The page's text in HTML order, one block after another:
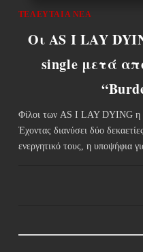
ΤΕΛΕΥΤΑΊΑ ΝΈΑ
Οι AS I LAY
single μετά
Φίλοι των AS I LAY DYING η
Έχοντας διανύσει δύο
ενεργητικό τους, η υποψήφια